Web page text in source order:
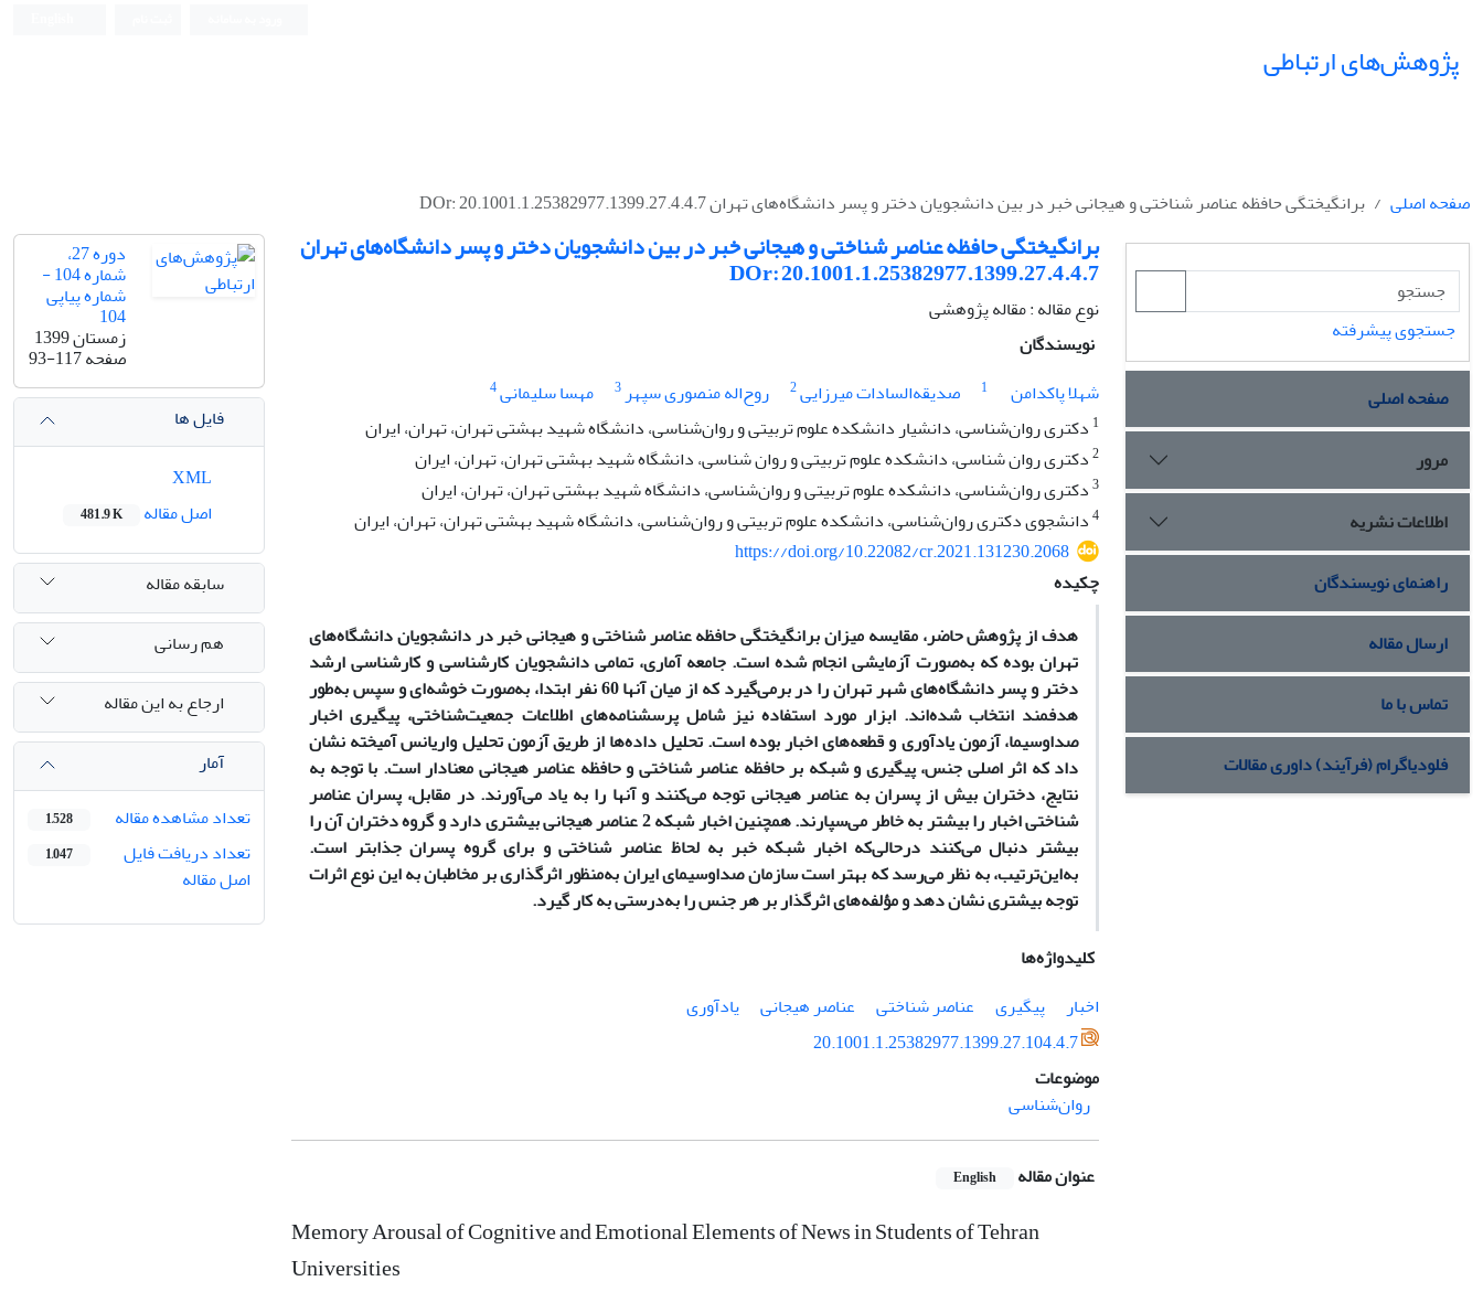
پژوهش‌های ارتباطی
صفحه اصلی برانگیختگی حافظه عناصر شناختی و هیجانی خبر در بین دانشجویان دختر و پسر دانشگاه‌های تهران DOr: 20.1001.1.25382977.1399.27.4.4.7
برانگیختگی حافظه عناصر شناختی و هیجانی خبر در بین دانشجویان دختر و پسر دانشگاه‌های تهران
DOr: 20.1001.1.25382977.1399.27.4.4.7
نوع مقاله : مقاله پژوهشی
نویسندگان
شهلا پاکدامن
1 صدیقه‌‌السادات میرزایی2 روح‌اله منصوری سپهر3 مهسا سلیمانی4
1 دکتری روان‌شناسی، دانشیار دانشکده علوم تربیتی و روان‌شناسی، دانشگاه شهید بهشتی تهران، تهران، ایران
2دکتری روان شناسی، دانشکده علوم تربیتی و روان شناسی، دانشگاه شهید بهشتی تهران، تهران، ایران
3دکتری روان‌شناسی، دانشکده علوم تربیتی و روان‌شناسی، دانشگاه شهید بهشتی تهران، تهران، ایران
4دانشجوی دکتری روان‌شناسی، دانشکده علوم تربیتی و روان‌شناسی، دانشگاه شهید بهشتی تهران، تهران، ایران
https://doi.org/10.22082/cr.2021.131230.2068
چکیده
هدف از پژوهش حاضر، مقایسه میزان برانگیختگی حافظه عناصر شناختی و هیجانی خبر در دانشجویان دانشگاه­‌های
تهران بوده که به‌صورت آزمایشی انجام شده است. جامعه آماری، تمامی دانشجویان کارشناسی و کارشناسی ارشد
دختر و پسر دانشگاه‌های شهر تهران را در برمی‌گیرد که از میان آنها 60 نفر ابتدا، به‌صورت خوشه‌ای و سپس به‌طور
هدفمند انتخاب شده‌اند. ابزار مورد استفاده نیز شامل پرسشنامه­‌های اطلاعات جمعیت­‌شناختی، پیگیری اخبار
صداوسیما، آزمون یادآوری و قطعه‌های اخبار بوده است. تحلیل داده‌ها از طریق آزمون تحلیل واریانس آمیخته نشان
داد که اثر اصلی جنس، پیگیری و شبکه‌ بر حافظه عناصر شناختی و حافظه عناصر هیجانی معنادار است. با توجه به
نتایج، دختران بیش از پسران به عناصر هیجانی توجه می‌کنند و آنها را به یاد می‌آورند. در مقابل، پسران عناصر
شناختی اخبار را بیشتر به خاطر می‌سپارند. همچنین اخبار شبکه 2 عناصر هیجانی بیشتری دارد و گروه دختران آن را
بیشتر دنبال می­‌کنند درحالی‌که اخبار شبکه خبر به لحاظ عناصر شناختی و برای گروه پسران جذاب­تر است.
به‌این‌ترتیب، به نظر می‌رسد که بهتر است سازمان صداوسیمای ایران به‌منظور اثرگذاری بر مخاطبان به این نوع اثرات
توجه بیشتری نشان دهد و مؤلفه‌­های اثرگذار بر هر جنس را به‌درستی به کار گیرد.
کلیدواژه‌ها
اخبار
پیگیری عناصر شناختی عناصر هیجانی
یادآوری
20.1001.1.25382977.1399.27.104.4.7
موضوعات
روان‌شناسی
عنوان مقاله English
Memory Arousal of Cognitive and Emotional Elements of News in Students of Tehran
Universities
دوره 27،
شماره 104 -
شماره پیاپی
104
زمستان 1399
صفحه93-117
فایل ها
اصل مقاله
481.9 K
سابقه مقاله
هم رسانی
ارجاع به این مقاله
آمار
تعداد مشاهده مقاله
1,528
تعداد دریافت فایل
اصل مقاله
1,047
جستجوی پیشرفته
صفحه اصلی
مرور
اطلاعات نشریه
راهنمای نویسندگان
ارسال مقاله
تماس با ما
فلودیاگرام (فرآیند) داوری مقالات